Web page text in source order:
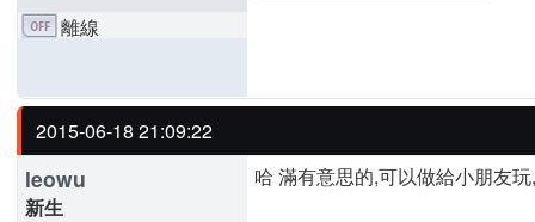
離線
2015-06-18 21:09:22
leowu
新生
哈 滿有意思的,可以做給小朋友